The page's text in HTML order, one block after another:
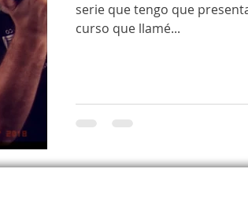
serie que tengo que
curso que llamé...